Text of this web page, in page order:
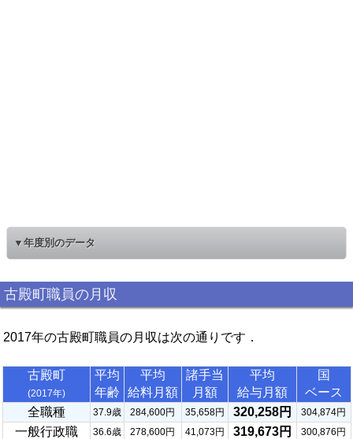
▼年度別のデータ
古殿町職員の月収
2017年の古殿町職員の月収は次の通りです．
古殿町
(2017年)
平均
年齢
平均
給料月額
諸手当
月額
平均
給与月額
国
ベース
全職種
37.9歳 284,600円 35,658円 320,258円 304,874円
一般行政職 36.6歳 278,600円 41,073円 319,673円 300,876円